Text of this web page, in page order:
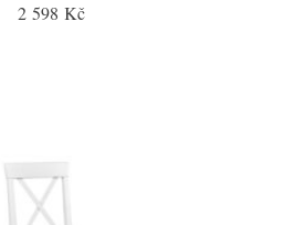
2 598 Kč